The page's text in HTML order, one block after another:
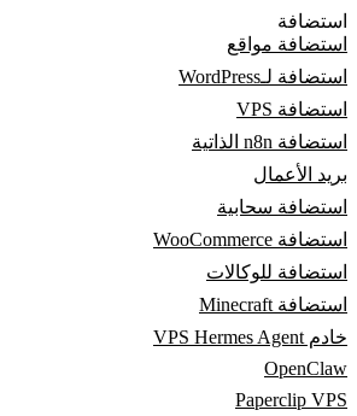
استضافة
استضافة مواقع
استضافة لـWordPress
استضافة VPS
استضافة n8n الذاتية
بريد الأعمال
استضافة سحابية
استضافة WooCommerce
استضافة للوكالات
استضافة Minecraft
خادم VPS Hermes Agent
OpenClaw
Paperclip VPS